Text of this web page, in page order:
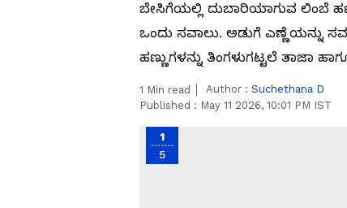
ಬೇಸಿಗೆಯಲ್ಲಿ ದುಬಾರಿಯಾಗುವ ಲಿಂಬೆ
ಒಂದು ಸವಾಲು. ಅಡುಗೆ ಎಣ್ಣೆಯನ್ನು
ಹಣ್ಣುಗಳನ್ನು ತಿಂಗಳುಗಟ್ಟಲೆ ತಾಜಾ
1 Min read Author : Suchethana D
Published : May 11 2026, 10:01 PM IST
1
5